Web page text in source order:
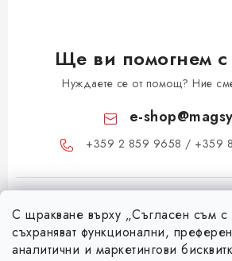
С щракване върху „Съгласен съм
съхраняват функционални,
аналитични и маркетингови
Ще ви помогнем с
Нуждаете се от помощ? Ние
e-shop@
+359 2 859 9658 / +359